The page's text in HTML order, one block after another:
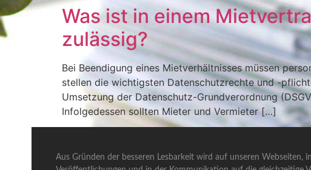
Was ist in einem
zulässig?
Bei Beendigung eines Mietverhältnisses müssen
stellen die wichtigsten Datenschutzrechte und -
Umsetzung der Datenschutz-Grundverordnung
Infolgedessen sollten Mieter und Vermieter […]
Aus Gründen der besseren Lesbarkeit wird auf unseren Webseiten, in